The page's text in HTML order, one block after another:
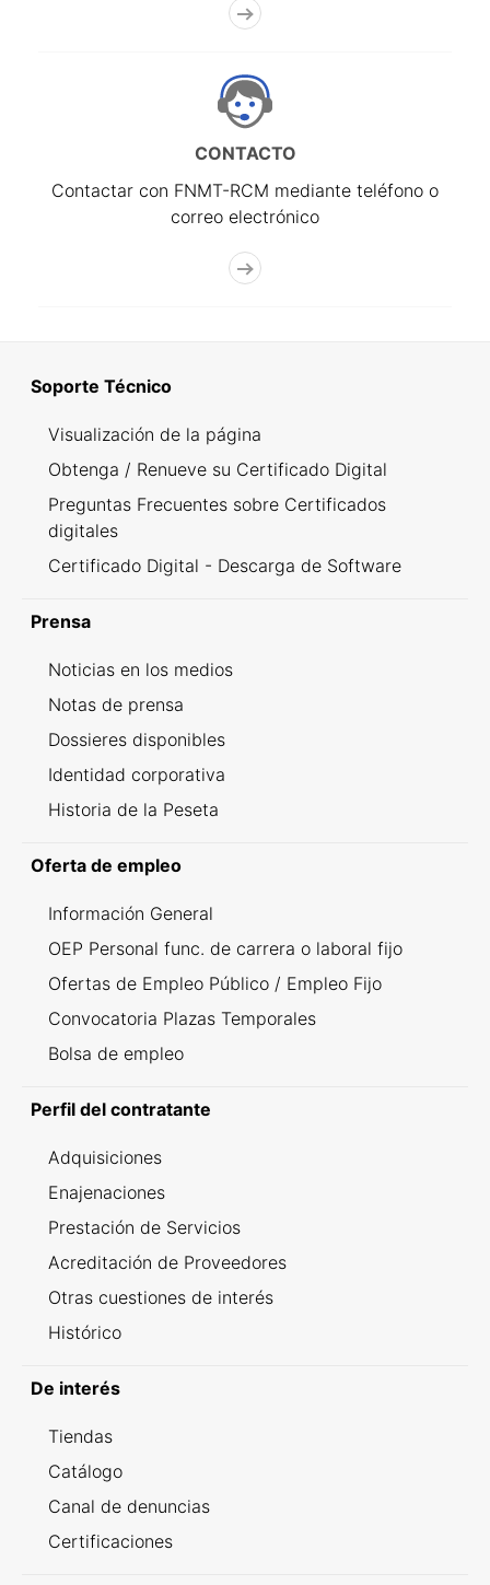
CONTACTO
Contactar con FNMT-RCM mediante teléfono o
correo electrónico
Soporte Técnico
Visualización de la página
Obtenga / Renueve su Certificado Digital
Preguntas Frecuentes sobre Certificados
digitales
Certificado Digital - Descarga de Software
Prensa
Noticias en los medios
Notas de prensa
Dossieres disponibles
Identidad corporativa
Historia de la Peseta
Oferta de empleo
Información General
OEP Personal func. de carrera o laboral fijo
Ofertas de Empleo Público / Empleo Fijo
Convocatoria Plazas Temporales
Bolsa de empleo
Perfil del contratante
Adquisiciones
Enajenaciones
Prestación de Servicios
Acreditación de Proveedores
Otras cuestiones de interés
Histórico
De interés
Tiendas
Catálogo
Canal de denuncias
Certificaciones